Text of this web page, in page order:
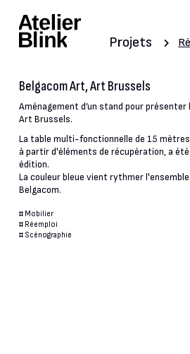
Projets
Belgacom Art, Art Brussels
Aménagement d’un stand pour
Art Brussels.
La table multi-fonctionnelle de 15
à partir d'éléments de récupération, a
édition.
La couleur bleue vient rythmer
Belgacom.
# Mobilier
# Réemploi
# Scénographie